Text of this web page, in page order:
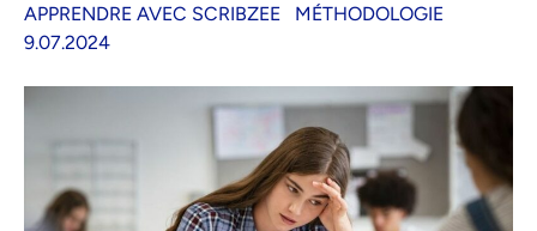
APPRENDRE AVEC SCRIBZEE
MÉTHODOLOGIE
9.07.2024